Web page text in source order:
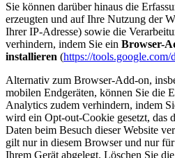
Sie können darüber hinaus die
erzeugten und auf Ihre Nutzung der
Ihrer IP-Adresse) sowie die
verhindern, indem Sie ein Browser-
installieren (https://tools.google.com/
Alternativ zum Browser-Add-on,
mobilen Endgeräten, können Sie die
Analytics zudem verhindern, indem
wird ein Opt-out-Cookie gesetzt, das
Daten beim Besuch dieser Website
gilt nur in diesem Browser und nur
Ihrem Gerät abgelegt. Löschen Sie